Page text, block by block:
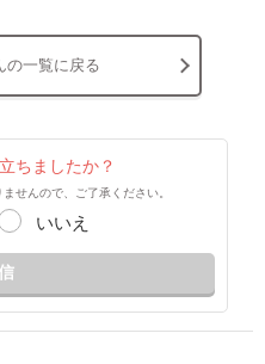
の一覧に戻る
ちましたか？
せんので、ご了承ください。
いいえ